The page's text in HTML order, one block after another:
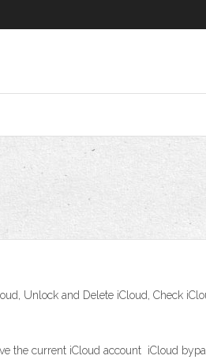
Unlock and Delete iCloud, Check
the current iCloud account iCloud